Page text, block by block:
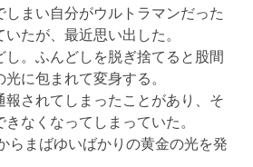
まい自分がウルトラマンだった
たが、最近思い出した。
し。ふんどしを脱ぎ捨てると股間
に包まれて変身する。
報されてしまったことがあり、そ
なくなってしまっていた。
らまばゆいばかりの黄金の光を発